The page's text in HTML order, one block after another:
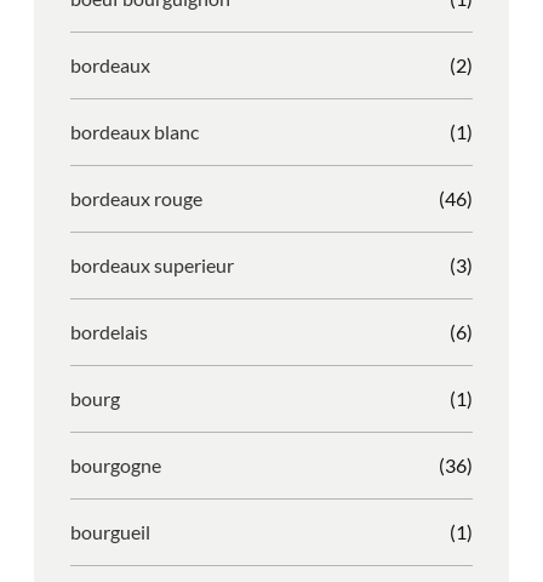
bordeaux (2)
bordeaux blanc (1)
bordeaux rouge (46)
bordeaux superieur (3)
bordelais (6)
bourg (1)
bourgogne (36)
bourgueil (1)